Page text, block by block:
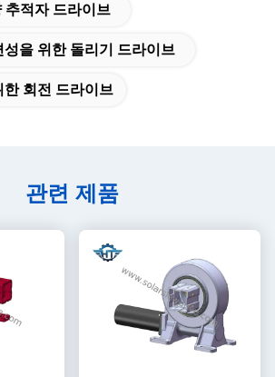
추적자 드라이브
을 위한 돌리기 드라이브
회전 드라이브
관련 제품